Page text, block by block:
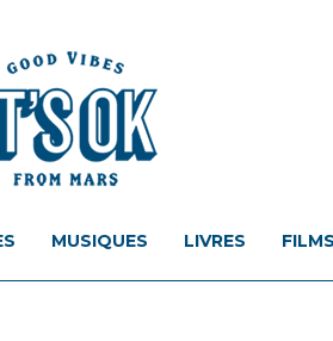
MUSIQUES LIVRES FILMS